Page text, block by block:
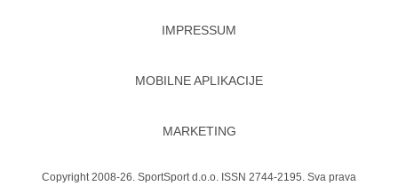
IMPRESSUM
MOBILNE APLIKACIJE
MARKETING
Copyright 2008-26. SportSport d.o.o. ISSN 2744-2195. Sva prava